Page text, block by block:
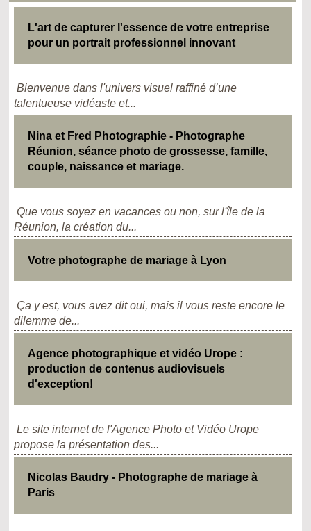
L'art de capturer l'essence de votre entreprise
pour un portrait professionnel innovant
Bienvenue dans l'univers visuel raffiné d’une
talentueuse vidéaste et...
Nina et Fred Photographie - Photographe
Réunion, séance photo de grossesse, famille,
couple, naissance et mariage.
Que vous soyez en vacances ou non, sur l'île de la
Réunion, la création du...
Votre photographe de mariage à Lyon
Ça y est, vous avez dit oui, mais il vous reste encore le
dilemme de...
Agence photographique et vidéo Urope :
production de contenus audiovisuels
d'exception!
Le site internet de l'Agence Photo et Vidéo Urope
propose la présentation des...
Nicolas Baudry - Photographe de mariage à
Paris